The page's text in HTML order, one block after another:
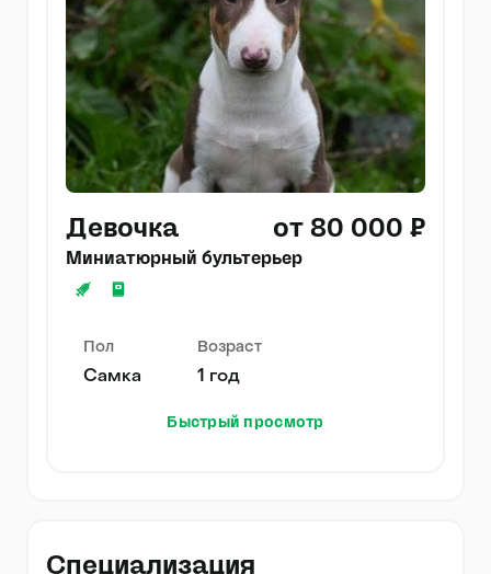
Девочка от 80 000 ₽
Миниатюрный бультерьер
Пол
Самка
Возраст
1 год
Быстрый просмотр
Специализация